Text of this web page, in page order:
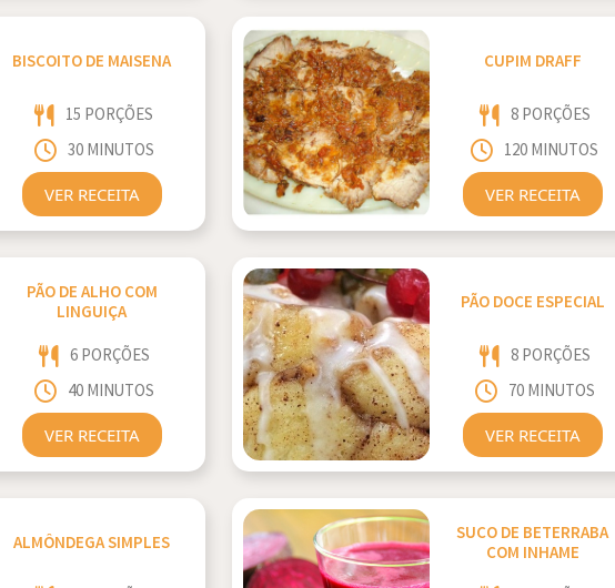
BISCOITO DE MAISENA
15 PORÇÕES
30 MINUTOS
VER RECEITA
CUPIM DRAFF
8 PORÇÕES
120 MINUTOS
VER RECEITA
PÃO DE ALHO COM
LINGUIÇA
6 PORÇÕES
40 MINUTOS
VER RECEITA
PÃO DOCE ESPECIAL
8 PORÇÕES
70 MINUTOS
VER RECEITA
ALMÔNDEGA SIMPLES
SUCO DE BETERRABA
COM INHAME